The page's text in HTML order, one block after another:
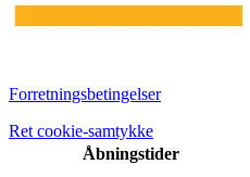
Forretningsbetingelser
Ret cookie-samtykke
Åbningstider